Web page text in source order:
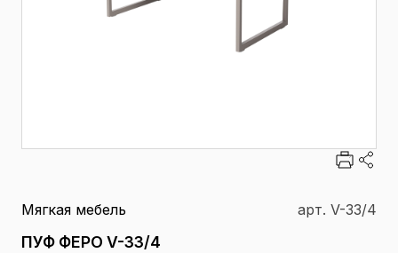
Мягкая мебель арт. V-33/4
ПУФ ФЕРО V-33/4